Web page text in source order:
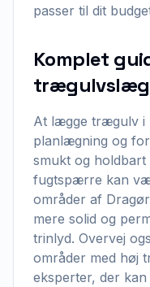
passer til dit
Komplet
At lægge trægulv i
planlægning og
smukt og
fugtspærre kan
områder af
mere solid og
trinlyd. Overvej
områder med høj
eksperter, der